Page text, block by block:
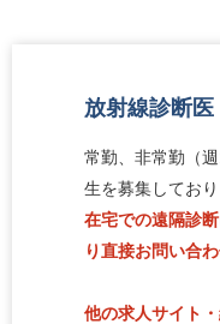
放射線診断医
常勤、非常勤（
生を募集しており
在宅での遠隔診
り直接お問い合
他の求人サイト